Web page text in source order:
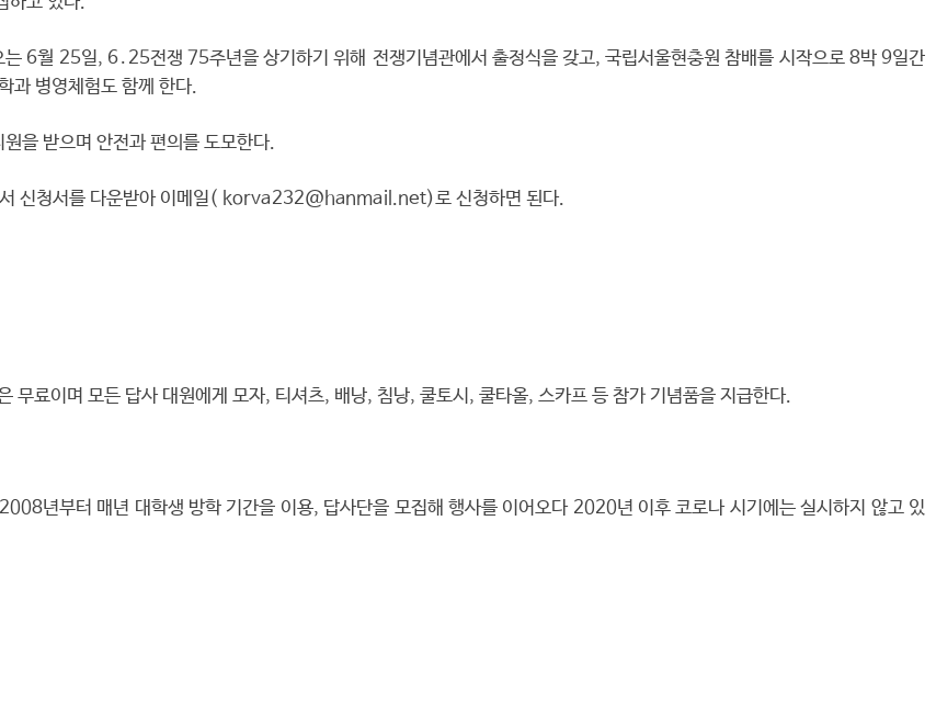
6월 25일, 6․25전쟁 75주년을 상기하기 위해 전쟁기념관에서 출정식을 갖고, 국립서울현충원 참배를 시작으로 8박 9일간
과 병영체험도 함께 한다.
을 받으며 안전과 편의를 도모한다.
신청서를 다운받아 이메일( korva232@hanmail.net)로 신청하면 된다.
료이며 모든 답사 대원에게 모자, 티셔츠, 배낭, 침낭, 쿨토시, 쿨타올, 스카프 등 참가 기념품을 지급한다.
년부터 매년 대학생 방학 기간을 이용, 답사단을 모집해 행사를 이어오다 2020년 이후 코로나 시기에는 실시하지 않고 있